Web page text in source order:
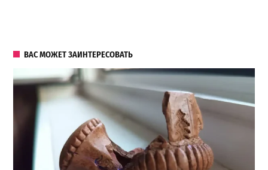
ВАС МОЖЕТ ЗАИНТЕРЕСОВАТЬ